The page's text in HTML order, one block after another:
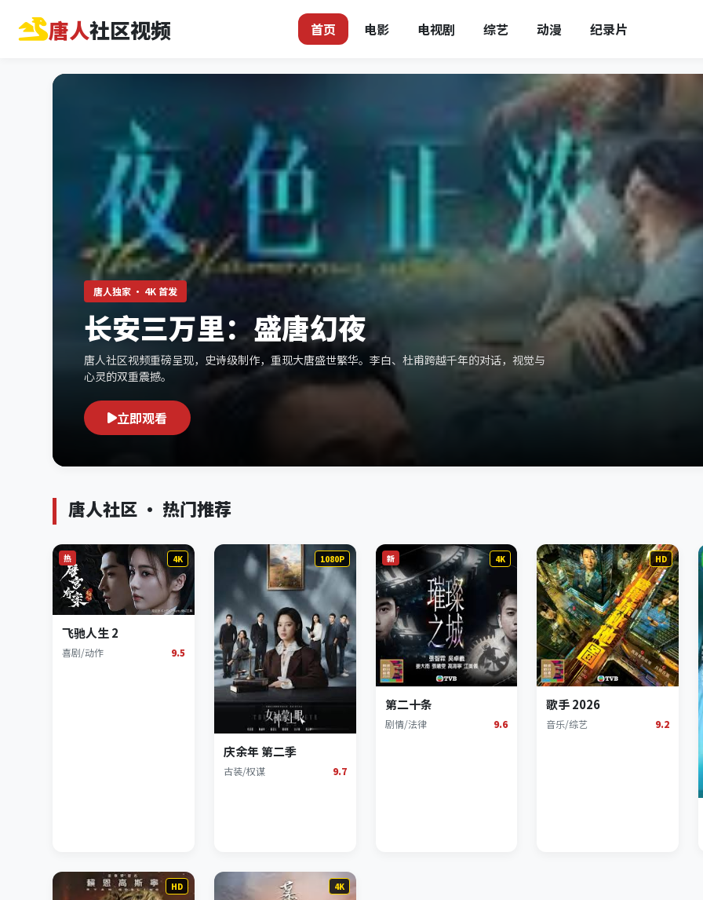
唐人社区视频 首页 电影 电视剧 综艺 动漫 纪录片
唐人独家 · 4K 首发
长安三万里：盛唐幻夜
唐人社区视频重磅呈现，史诗级制作，重现大唐盛世繁华。李白、杜甫跨越千年的对话，视觉与
心灵的双重震撼。
立即观看
唐人社区 · 热门推荐
热 4K
飞驰人生 2
喜剧/动作 9.5
1080P
庆余年 第二季
古装/权谋 9.7
新 4K
第二十条
剧情/法律 9.6
HD
歌手 2026
音乐/综艺 9.2
HD 4K